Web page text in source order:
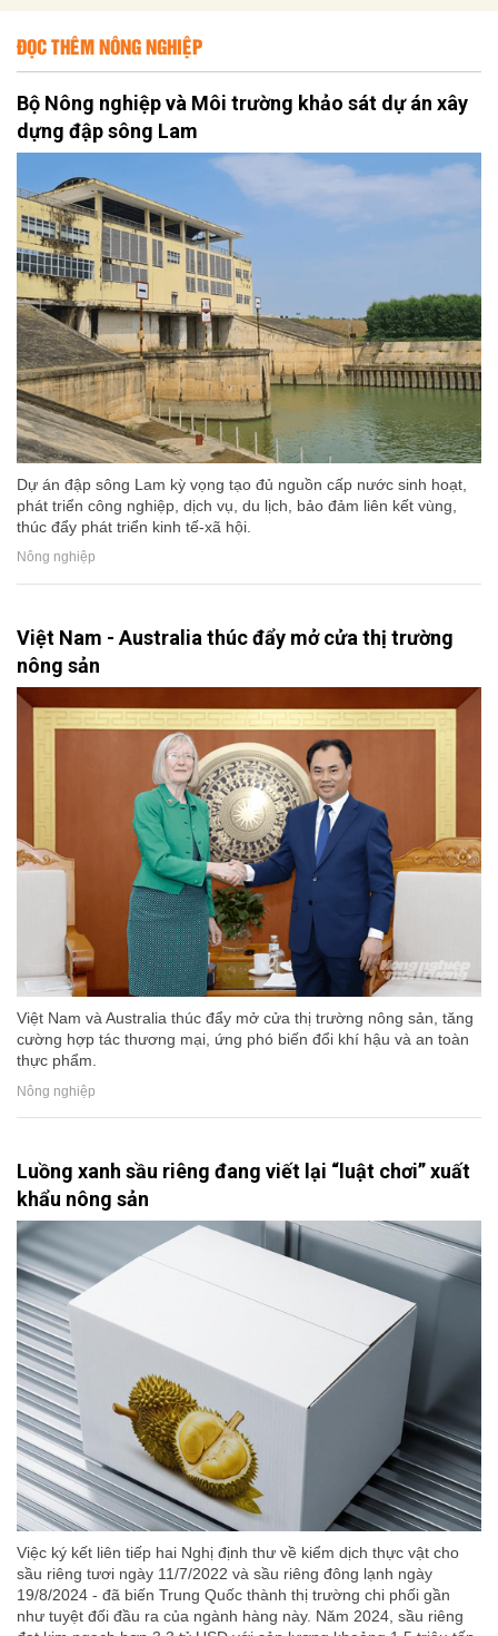
ĐỌC THÊM NÔNG NGHIỆP
Bộ Nông nghiệp và Môi trường khảo sát dự án xây
dựng đập sông Lam
Dự án đập sông Lam kỳ vọng tạo đủ nguồn cấp nước sinh hoạt,
phát triển công nghiệp, dịch vụ, du lịch, bảo đảm liên kết vùng,
thúc đẩy phát triển kinh tế-xã hội.
Nông nghiệp
Việt Nam - Australia thúc đẩy mở cửa thị trường
nông sản
Việt Nam và Australia thúc đẩy mở cửa thị trường nông sản, tăng
cường hợp tác thương mại, ứng phó biến đổi khí hậu và an toàn
thực phẩm.
Nông nghiệp
Luồng xanh sầu riêng đang viết lại “luật chơi” xuất
khẩu nông sản
Việc ký kết liên tiếp hai Nghị định thư về kiểm dịch thực vật cho
sầu riêng tươi ngày 11/7/2022 và sầu riêng đông lạnh ngày
19/8/2024 - đã biến Trung Quốc thành thị trường chi phối gần
như tuyệt đối đầu ra của ngành hàng này. Năm 2024, sầu riêng